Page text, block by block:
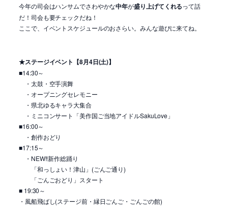
今年の司会はハンサムでさわやかな中年が盛り上げてくれるって話
だ！司会も要チェックだね！
ここで、イベントスケジュールのおさらい。みんな遊びに来てね。
★ステージイベント【8月4日(土)】
■14:30～
・太鼓・空手演舞
・オープニングセレモニー
・県北ゆるキャラ大集合
・ミニコンサート「美作国ご当地アイドルSakuLove」
■16:00～
・創作おどり
■17:15～
・NEW!!新作総踊り
「和っしょい！津山」(ごんご通り)
「ごんごおどり」スタート
■ 19:30～
・風船飛ばし(ステージ前・縁日ごんご・ごんごの館)